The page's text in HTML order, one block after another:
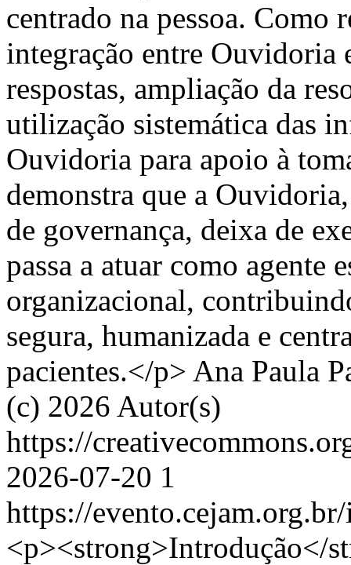
centrado na pessoa. Como
integração entre Ouvidoria
respostas, ampliação da
utilização sistemática das
Ouvidoria para apoio à
demonstra que a
de governança, deixa de
passa a atuar como agente
organizacional,
segura, humanizada e
pacientes.</p> Ana Paula
(c) 2026 Autor(s)
https://
2026-07-20 1
https://
<p><strong>Introdução</